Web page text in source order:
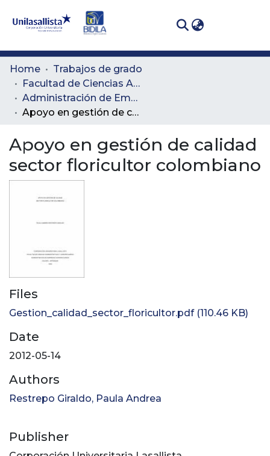
Communities
& Collections
All of DSpace
Statistics
Home
Trabajos de grado
Facultad de Ciencias Administrativas y Agropecuarias
Administración de Empresas Agropecuarias
Apoyo en gestión de calidad sector floricultor colombiano
Apoyo en gestión de calidad
sector floricultor colombiano
Files
Gestion_calidad_sector_floricultor.pdf(110.46 KB)
Date
2012-05-14
Authors
Restrepo Giraldo, Paula Andrea
Publisher